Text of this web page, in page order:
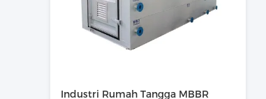
Industri Rumah Tangga MBBR